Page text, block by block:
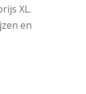
XL.
en